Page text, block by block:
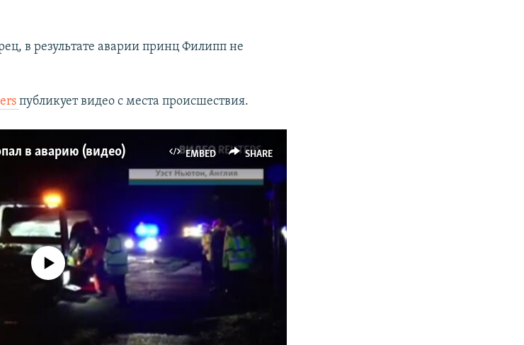
в результате аварии принц Филипп не
публикует видео с места происшествия.
EMBED SHARE
в аварию (видео)
source currently available